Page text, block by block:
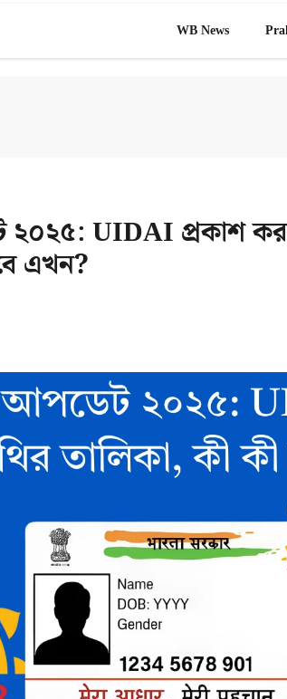
WB News
UIDAI প্রকাশ
এখন?